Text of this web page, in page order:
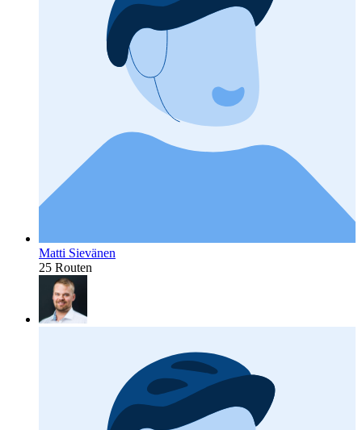
Matti Sievänen
25 Routen